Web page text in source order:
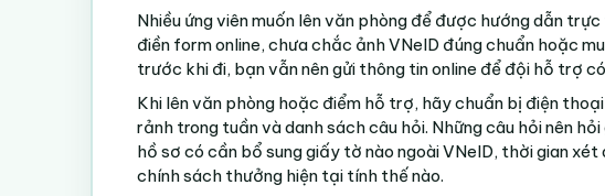
Nhiều ứng viên muốn lên văn phòng để được hướng dẫn
điền form online, chưa chắc ảnh VNeID đúng chuẩn hoặc
trước khi đi, bạn vẫn nên gửi thông tin online để đội hỗ trợ
Khi lên văn phòng hoặc điểm hỗ trợ, hãy chuẩn bị điện
rảnh trong tuần và danh sách câu hỏi. Những câu hỏi nên
hồ sơ có cần bổ sung giấy tờ nào ngoài VNeID, thời gian
chính sách thưởng hiện tại tính thế nào.